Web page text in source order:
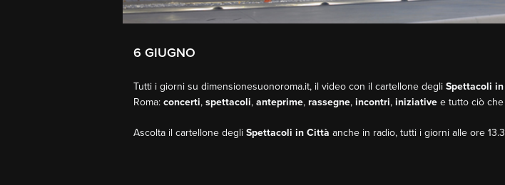
6 GIUGNO
Tutti i giorni su dimensionesuonoroma.it, il video con il cartellone degli Spettacoli
Roma: concerti, spettacoli, anteprime, rassegne, incontri, iniziative e tutto ciò che
Ascolta il cartellone degli Spettacoli in Città anche in radio, tutti i giorni alle ore